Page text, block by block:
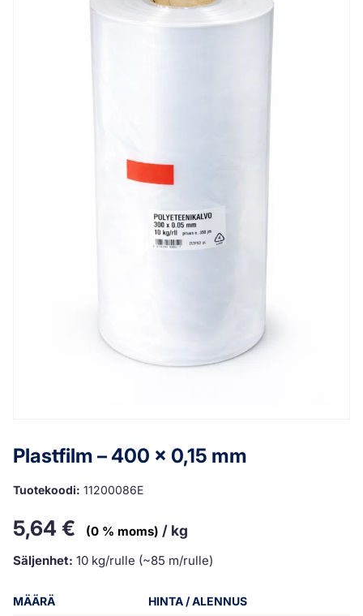
Plastfilm – 400 x 0,15 mm
Tuotekoodi: 11200086E
5,64€ (0 % moms) / kg
Säljenhet: 10 kg/rulle (~85 m/rulle)
MÄÄRÄ HINTA / ALENNUS